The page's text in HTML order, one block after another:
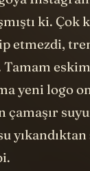
ki. Çok
etmezdi,
yeni logo
çamaşır